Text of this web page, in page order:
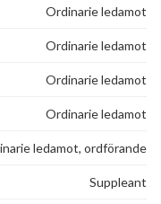
Ordinarie ledamot
Ordinarie ledamot
Ordinarie ledamot
Ordinarie ledamot
ledamot, ordförande
Suppleant